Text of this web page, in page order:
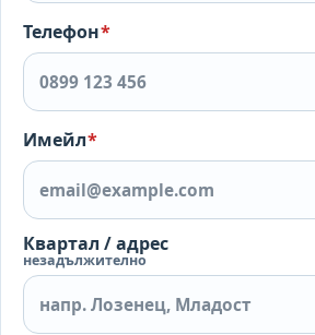
Телефон*
Имейл*
Квартал / адрес
незадължително